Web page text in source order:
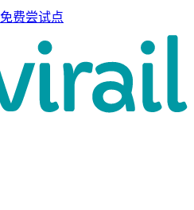
免费尝试点